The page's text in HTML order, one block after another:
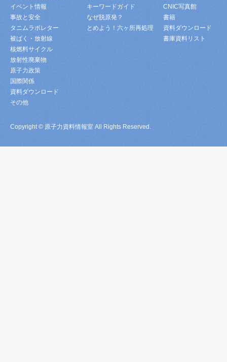
イベント情報
事故と安全
タニムラボレター
被ばく・放射線
核燃料サイクル
放射性廃棄物
原子力政策
国際関係
資料ダウンロード
その他
キーワードガイド
なぜ脱原発？
とめよう！六ヶ所再処理
CNIC写真館
書籍
資料ダウンロード
書庫資料リスト
Copyright © 原子力資料情報室 All Rights Reserved.